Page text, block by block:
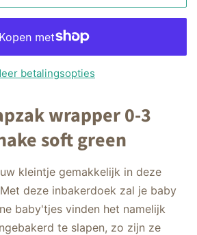
betalingsopties
wrapper 0-3
soft green
kleintje gemakkelijk in deze
deze inbakerdoek zal je baby
baby'tjes vinden het namelijk
te slapen, zo zijn ze